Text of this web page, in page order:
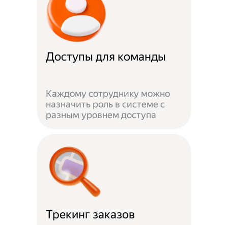
Доступы для команды
Каждому сотруднику можно
назначить роль в системе с
разным уровнем доступа
Трекинг заказов